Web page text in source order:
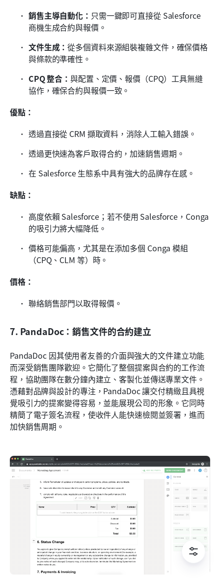
銷售主導自動化： 只需一鍵即可直接從 Salesforce
商機生成合約與報價。
文件生成：從多個資料來源組裝複雜文件，確保價格
與條款的準確性。
CPQ 整合：與配置、定價、報價（CPQ）工具無縫
協作，確保合約與報價一致。
優點：
透過直接從 CRM 擷取資料，消除人工輸入錯誤。
透過更快速為客戶取得合約，加速銷售週期。
在 Salesforce 生態系中具有強大的品牌存在感。
缺點：
高度依賴 Salesforce；若不使用 Salesforce，Conga
的吸引力將大幅降低。
價格可能偏高，尤其是在添加多個 Conga 模組
（CPQ、CLM 等）時。
價格：
聯絡銷售部門以取得報價。
7. PandaDoc：銷售文件的合約建立
PandaDoc 因其使用者友善的介面與強大的文件建立功能
而深受銷售團隊歡迎。它簡化了整個提案與合約的工作流
程，協助團隊在數分鐘內建立、客製化並傳送專業文件。
憑藉對品牌與設計的專注，PandaDoc 讓交付精緻且具視
覺吸引力的提案變得容易，並能展現公司的形象。它同時
精簡了電子簽名流程，使收件人能快速檢閱並簽署，進而
加快銷售周期。